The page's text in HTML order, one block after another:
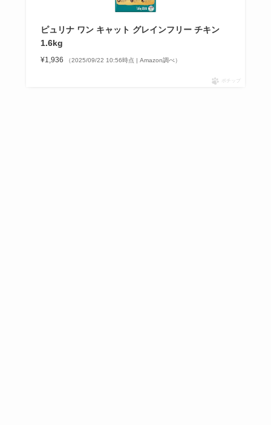
ピュリナ ワン キャット グレインフリー チキン
1.6kg
¥1,936 （2025/09/22 10:56時点 | Amazon調べ）
ポチップ